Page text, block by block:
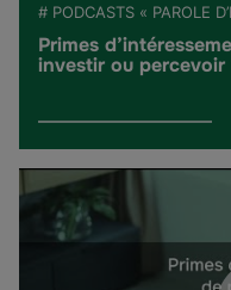
# PODCASTS « PAROLE
Primes
investir ou percevoir